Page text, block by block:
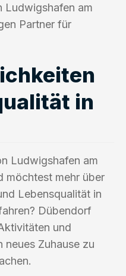
Ludwigshafen am
Partner für
in
Ludwigshafen am
möchtest mehr über
Lebensqualität in
Dübendorf
und
neues Zuhause zu